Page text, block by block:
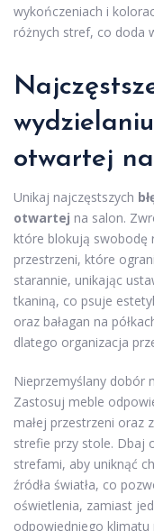
wykończeniach i
różnych stref, co doda
wydzielaniu
otwartej
Unikaj najczęstszych
otwartej na salon.
które blokują swobodę
przestrzeni, które
starannie, unikając
tkaniną, co psuje
oraz bałagan na
dlatego organizacja
Nieprzemyślany dobór
Zastosuj meble
małej przestrzeni oraz
strefie przy stole. Dbaj
strefami, aby uniknąć
źródła światła, co
oświetlenia, zamiast
odpowiedniego klimatu